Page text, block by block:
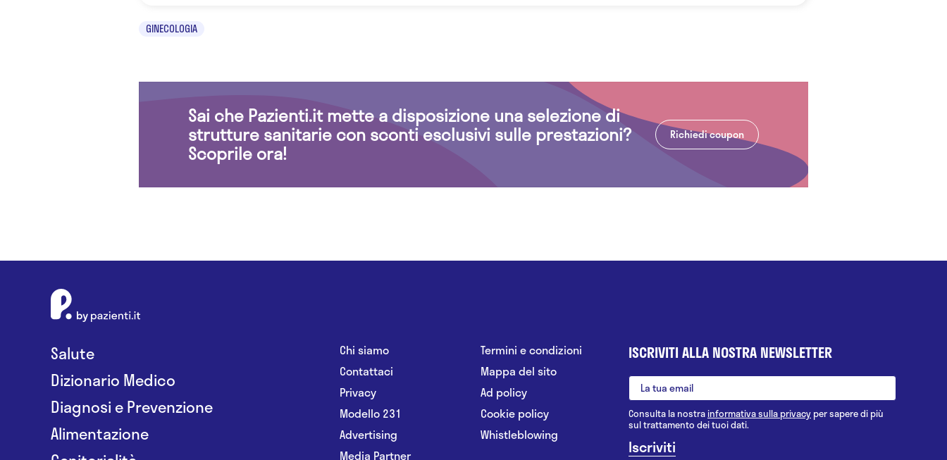
GINECOLOGIA
Sai che Pazienti.it mette a disposizione una selezione di
strutture sanitarie con sconti esclusivi sulle prestazioni?
Scoprile ora!
Richiedi coupon
Salute
Dizionario Medico
Diagnosi e Prevenzione
Alimentazione
Chi siamo
Contattaci
Privacy
Modello 231
Advertising
Media Partner
Termini e condizioni
Mappa del sito
Ad policy
Cookie policy
Whistleblowing
ISCRIVITI ALLA NOSTRA NEWSLETTER
Consulta la nostrainformativa sulla privacy per sapere di più
sul trattamento dei tuoi dati.